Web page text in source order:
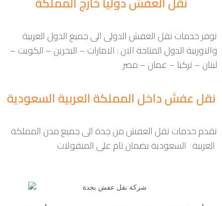
نوفر خدمات نقل العفش الدولى الى جميع الدول العربية
والاوربية الدول المتاحة الان : الامارات – البحرين – الكويت –
لبنان – تركيا – عمان – مصر
نقل عفش داخل المملكة العربية السعودية
نقدم خدمات نقل العفش من جدة الى جميع مدن المملكة